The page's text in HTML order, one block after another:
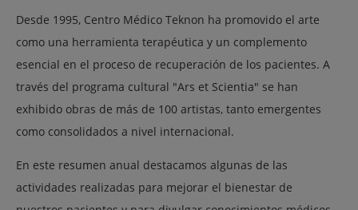
Desde 1995, Centro Médico Teknon ha promovido el arte
como una herramienta terapéutica y un complemento
esencial en el proceso de recuperación de los pacientes. A
través del programa cultural "Ars et Scientia" se han
exhibido obras de más de 100 artistas, tanto emergentes
como consolidados a nivel internacional.
En este resumen anual destacamos algunas de las
actividades realizadas para mejorar el bienestar de